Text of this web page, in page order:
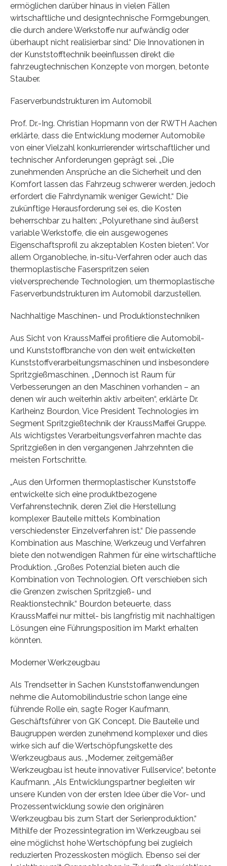
ermöglichen darüber hinaus in vielen Fällen
wirtschaftliche und designtechnische Formgebungen,
die durch andere Werkstoffe nur aufwändig oder
überhaupt nicht realisierbar sind.“ Die Innovationen in
der Kunststofftechnik beeinflussen direkt die
fahrzeugtechnischen Konzepte von morgen, betonte
Stauber.
Faserverbundstrukturen im Automobil
Prof. Dr.-Ing. Christian Hopmann von der RWTH Aachen
erklärte, dass die Entwicklung moderner Automobile
von einer Vielzahl konkurrierender wirtschaftlicher und
technischer Anforderungen geprägt sei. „Die
zunehmenden Ansprüche an die Sicherheit und den
Komfort lassen das Fahrzeug schwerer werden, jedoch
erfordert die Fahrdynamik weniger Gewicht.“ Die
zukünftige Herausforderung sei es, die Kosten
beherrschbar zu halten: „Polyurethane sind äußerst
variable Werkstoffe, die ein ausgewogenes
Eigenschaftsprofil zu akzeptablen Kosten bieten“. Vor
allem Organobleche, in-situ-Verfahren oder auch das
thermoplastische Faserspritzen seien
vielversprechende Technologien, um thermoplastische
Faserverbundstrukturen im Automobil darzustellen.
Nachhaltige Maschinen- und Produktionstechniken
Aus Sicht von KraussMaffei profitiere die Automobil-
und Kunststoffbranche von den weit entwickelten
Kunststoffverarbeitungsmaschinen und insbesondere
Spritzgießmaschinen. „Dennoch ist Raum für
Verbesserungen an den Maschinen vorhanden – an
denen wir auch weiterhin aktiv arbeiten“, erklärte Dr.
Karlheinz Bourdon, Vice President Technologies im
Segment Spritzgießtechnik der KraussMaffei Gruppe.
Als wichtigstes Verarbeitungsverfahren machte das
Spritzgießen in den vergangenen Jahrzehnten die
meisten Fortschritte.
„Aus den Urformen thermoplastischer Kunststoffe
entwickelte sich eine produktbezogene
Verfahrenstechnik, deren Ziel die Herstellung
komplexer Bauteile mittels Kombination
verschiedenster Einzelverfahren ist.“ Die passende
Kombination aus Maschine, Werkzeug und Verfahren
biete den notwendigen Rahmen für eine wirtschaftliche
Produktion. „Großes Potenzial bieten auch die
Kombination von Technologien. Oft verschieben sich
die Grenzen zwischen Spritzgieß- und
Reaktionstechnik.“ Bourdon beteuerte, dass
KraussMaffei nur mittel- bis langfristig mit nachhaltigen
Lösungen eine Führungsposition im Markt erhalten
könnten.
Moderner Werkzeugbau
Als Trendsetter in Sachen Kunststoffanwendungen
nehme die Automobilindustrie schon lange eine
führende Rolle ein, sagte Roger Kaufmann,
Geschäftsführer von GK Concept. Die Bauteile und
Baugruppen werden zunehmend komplexer und dies
wirke sich auf die Wertschöpfungskette des
Werkzeugbaus aus. „Moderner, zeitgemäßer
Werkzeugbau ist heute innovativer Fullservice“, betonte
Kaufmann. „Als Entwicklungspartner begleiten wir
unsere Kunden von der ersten Idee über die Vor- und
Prozessentwicklung sowie den originären
Werkzeugbau bis zum Start der Serienproduktion.“
Mithilfe der Prozessintegration im Werkzeugbau sei
eine möglichst hohe Wertschöpfung bei zugleich
reduzierten Prozesskosten möglich. Ebenso sei der